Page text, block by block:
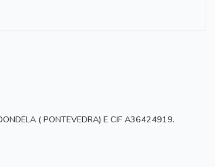
( PONTEVEDRA) E CIF A36424919.